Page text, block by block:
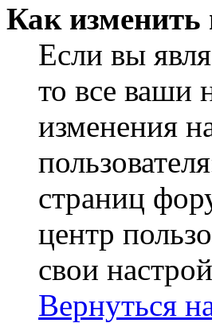
Как изменить
Если вы
то все ваши
изменения
страниц
центр
свои
Вернуться